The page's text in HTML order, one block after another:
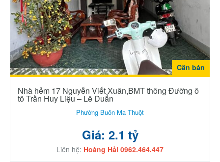
Cần bán
Nhà hẻm 17 Nguyễn Viết Xuân,BMT thông Đường ô
tô Trần Huy Liệu – Lê Duẩn
Phường Buôn Ma Thuột
Giá: 2.1 tỷ
Liên hệ: Hoàng Hải 0962.464.447